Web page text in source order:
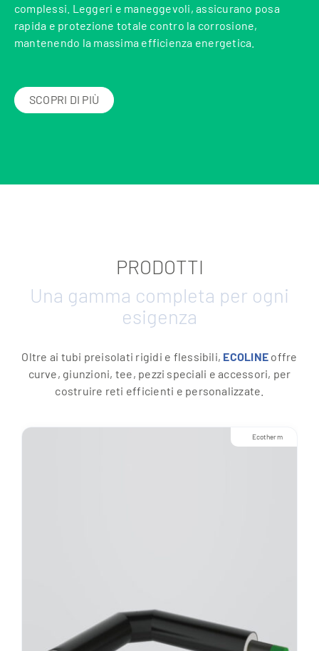
complessi. Leggeri e maneggevoli, assicurano posa
rapida e protezione totale contro la corrosione,
mantenendo la massima efficienza energetica.
SCOPRI DI PIÙ
PRODOTTI
Una gamma completa per ogni
esigenza
Oltre ai tubi preisolati rigidi e flessibili, ECOLINE offre
curve, giunzioni, tee, pezzi speciali e accessori, per
costruire reti efficienti e personalizzate.
Ecotherm